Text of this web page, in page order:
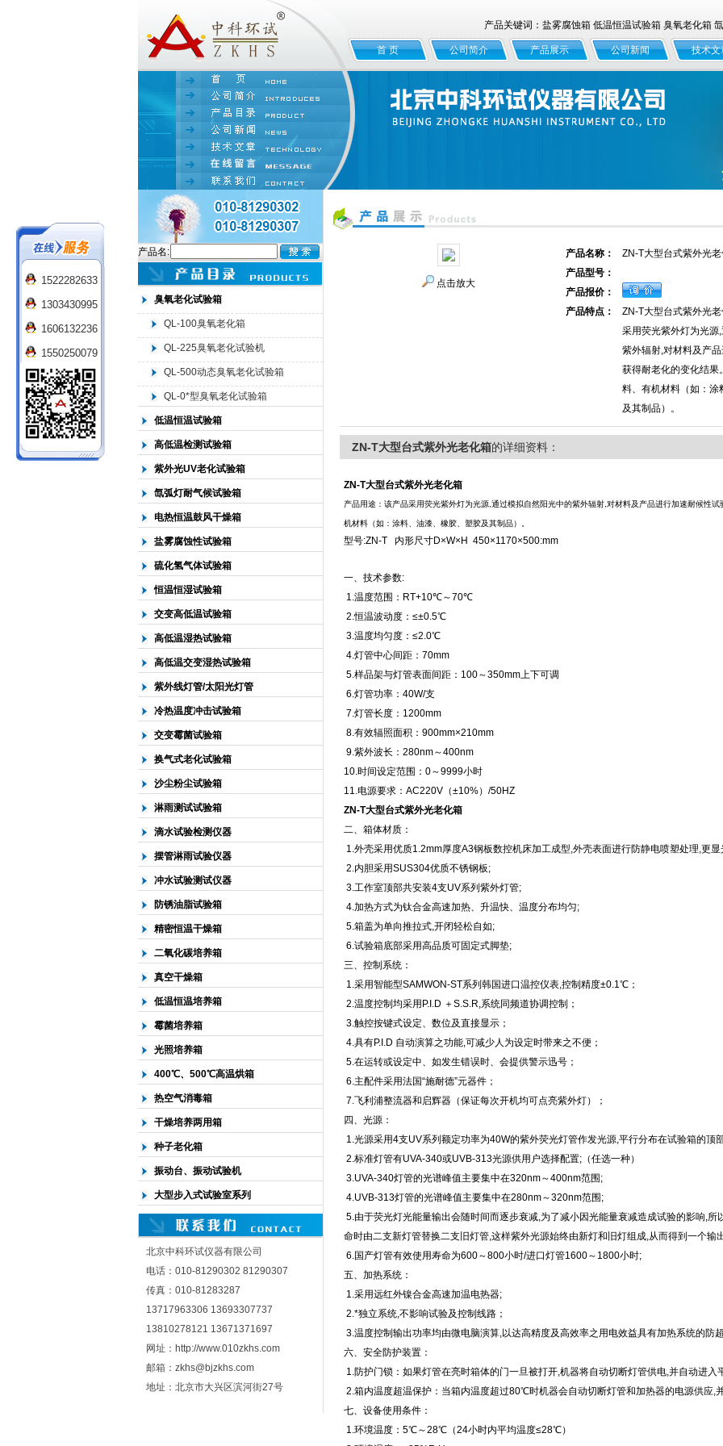
北京中科环试仪器有限公司
产品关键词：盐雾腐蚀箱 低温恒温试验箱 臭氧老化箱
首 页 公司简介 产品展示 公司新闻 技术文
产品名:
臭氧老化试验箱
QL-100臭氧老化箱
QL-225臭氧老化试验机
QL-500动态臭氧老化试验箱
QL-0*型臭氧老化试验箱
低温恒温试验箱
高低温检测试验箱
紫外光UV老化试验箱
氙弧灯耐气候试验箱
电热恒温鼓风干燥箱
盐雾腐蚀性试验箱
硫化氢气体试验箱
恒温恒湿试验箱
交变高低温试验箱
高低温湿热试验箱
高低温交变湿热试验箱
紫外线灯管/太阳光灯管
冷热温度冲击试验箱
交变霉菌试验箱
换气式老化试验箱
沙尘粉尘试验箱
淋雨测试试验箱
滴水试验检测仪器
摆管淋雨试验仪器
冲水试验测试仪器
防锈油脂试验箱
精密恒温干燥箱
二氧化碳培养箱
真空干燥箱
低温恒温培养箱
霉菌培养箱
光照培养箱
400℃、500℃高温烘箱
热空气消毒箱
干燥培养两用箱
种子老化箱
振动台、振动试验机
大型步入式试验室系列
北京中科环试仪器有限公司
电话：010-81290302 81290307
传真：010-81283287
13717963306 13693307737
13810278121 13671371697
网址：http://www.010zkhs.com
邮箱：zkhs@bjzkhs.com
地址：北京市大兴区滨河街27号
点击放大
产品名称：
ZN-T大型台式紫外光
产品型号：
产品报价：
产品特点：
ZN-T大型台式紫外光
采用荧光紫外灯为光源
紫外辐射,对材料及产
获得耐老化的变化结果
料、有机材料（如：涂
及其制品）。
ZN-T大型台式紫外光老化箱的详细资料：
ZN-T大型台式紫外光老化箱
产品用途：该产品采用荧光紫外灯为光源,通过模拟自然阳光中的紫外辐射,对材料及产品进行加速耐候性
机材料（如：涂料、油漆、橡胶、塑胶及其制品）。
型号:ZN-T 内形尺寸D×W×H 450×1170×500:mm
一、技术参数:
1.温度范围：RT+10℃～70℃
2.恒温波动度：≤±0.5℃
3.温度均匀度：≤2.0℃
4.灯管中心间距：70mm
5.样品架与灯管表面间距：100～350mm上下可调
6.灯管功率：40W/支
7.灯管长度：1200mm
8.有效辐照面积：900mm×210mm
9.紫外波长：280nm～400nm
10.时间设定范围：0～9999小时
11.电源要求：AC220V（±10%）/50HZ
ZN-T大型台式紫外光老化箱
二、箱体材质：
1.外壳采用优质1.2mm厚度A3钢板数控机床加工成型,外壳表面进行防静电喷塑处理,更显
2.内胆采用SUS304优质不锈钢板;
3.工作室顶部共安装4支UV系列紫外灯管;
4.加热方式为钛合金高速加热、升温快、温度分布均匀;
5.箱盖为单向推拉式,开闭轻松自如;
6.试验箱底部采用高品质可固定式脚垫;
三、控制系统：
1.采用智能型SAMWON-ST系列韩国进口温控仪表,控制精度±0.1℃；
2.温度控制均采用P.I.D ＋S.S.R,系统同频道协调控制；
3.触控按键式设定、数位及直接显示；
4.具有P.I.D 自动演算之功能,可减少人为设定时带来之不便；
5.在运转或设定中、如发生错误时、会提供警示迅号；
6.主配件采用法国“施耐德”元器件；
7.飞利浦整流器和启辉器（保证每次开机均可点亮紫外灯）；
四、光源：
1.光源采用4支UV系列额定功率为40W的紫外荧光灯管作发光源,平行分布在试验箱的顶
2.标准灯管有UVA-340或UVB-313光源供用户选择配置;（任选一种）
3.UVA-340灯管的光谱峰值主要集中在320nm～400nm范围;
4.UVB-313灯管的光谱峰值主要集中在280nm～320nm范围;
5.由于荧光灯光能量输出会随时间而逐步衰减,为了减小因光能量衰减造成试验的影响,
命时由二支新灯管替换二支旧灯管,这样紫外光源始终由新灯和旧灯组成,从而得到一个输
6.国产灯管有效使用寿命为600～800小时/进口灯管1600～1800小时;
五、加热系统：
1.采用远红外镍合金高速加温电热器;
2.*独立系统,不影响试验及控制线路；
3.温度控制输出功率均由微电脑演算,以达高精度及高效率之用电效益具有加热系统的防
六、安全防护装置：
1.防护门锁：如果灯管在亮时箱体的门一旦被打开,机器将自动切断灯管供电,并自动进入
2.箱内温度超温保护：当箱内温度超过80℃时机器会自动切断灯管和加热器的电源供应,
七、设备使用条件：
1.环境温度：5℃～28℃（24小时内平均温度≤28℃）
1522282633
1303430995
1606132236
1550250079